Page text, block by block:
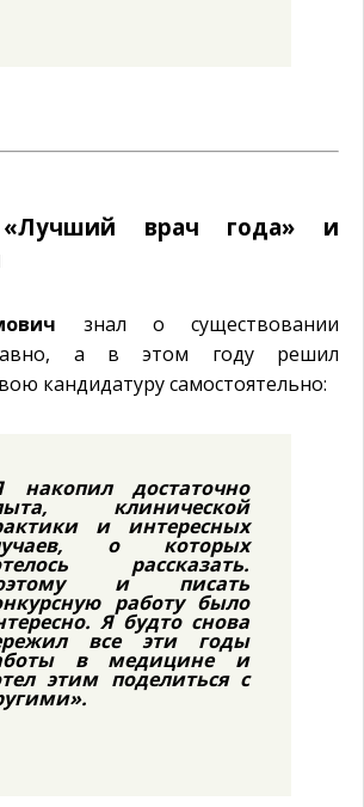
«Лучший врач года» и
знал о существовании
а в этом году решил
кандидатуру самостоятельно:
накопил достаточно
клинической
и интересных
о которых
рассказать.
и писать
работу было
Я будто снова
все эти годы
в медицине и
этим поделиться с